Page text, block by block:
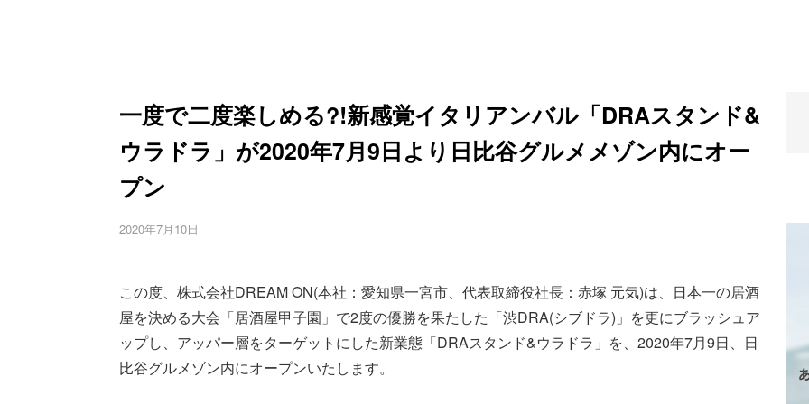
一度で二度楽しめる?!新感覚イタリアンバル「DRAスタンド&
ウラドラ」が2020年7月9日より日比谷グルメメゾン内にオー
プン
2020年7月10日
この度、株式会社DREAM ON(本社：愛知県一宮市、代表取締役社長：赤塚 元気)は、日本一の居酒
屋を決める大会「居酒屋甲子園」で2度の優勝を果たした「渋DRA(シブドラ)」を更にブラッシュア
ップし、アッパー層をターゲットにした新業態「DRAスタンド&ウラドラ」を、2020年7月9日、日
比谷グルメゾン内にオープンいたします。